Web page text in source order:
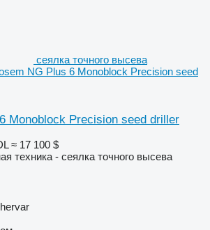
сеялка точного высева
NG Plus 6 Monoblock Precision seed
Monoblock Precision seed driller
≈ 17 100 $
техника - сеялка точного высева